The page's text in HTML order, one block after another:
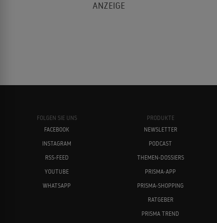
FOLGEN SIE UNS
FACEBOOK
INSTAGRAM
RSS-FEED
YOUTUBE
WHATSAPP
PRODUKTE
NEWSLETTER
PODCAST
THEMEN-DOSSIERS
PRISMA-APP
PRISMA-SHOPPING
RATGEBER
PRISMA TREND